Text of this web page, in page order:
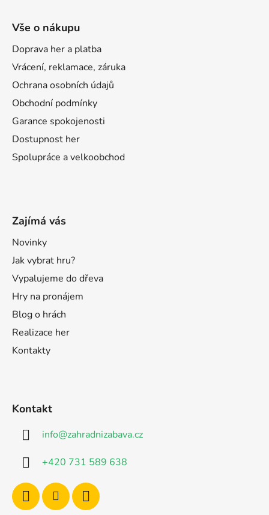
Vše o nákupu
Doprava her a platba
Vrácení, reklamace, záruka
Ochrana osobních údajů
Obchodní podmínky
Garance spokojenosti
Dostupnost her
Spolupráce a velkoobchod
Zajímá vás
Novinky
Jak vybrat hru?
Vypalujeme do dřeva
Hry na pronájem
Blog o hrách
Realizace her
Kontakty
Kontakt
info@zahradnizabava.cz
+420 731 589 638